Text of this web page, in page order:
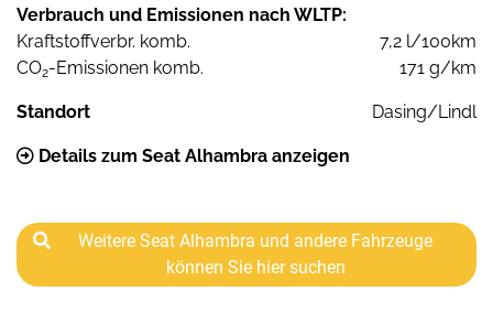
Verbrauch und Emissionen nach WLTP:
Kraftstoffverbr. komb.
7,2 l/100km
CO2-Emissionen komb. 171 g/km
Standort Dasing/Lindl
Details zum Seat Alhambra anzeigen
Weitere Seat Alhambra und andere Fahrzeuge
können Sie hier suchen